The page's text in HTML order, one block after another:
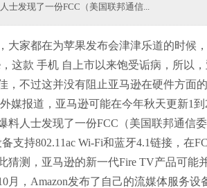
士发现了一份FCC（美国联邦通信...
家都在为苹果发布会津津乐道的时候，
，这款 手机 自上市以来饱受诟病，所以
，不过这并没有阻止亚马逊在硬件方面
报道，亚马逊可能在今年秋天更新1到
人士发现了一份FCC（美国联邦通信委
支持802.11ac Wi-Fi和蓝牙4.1链接，在
猜测，亚马逊的新一代Fire TV产品可能
，Amazon发布了自己的流媒体服务设